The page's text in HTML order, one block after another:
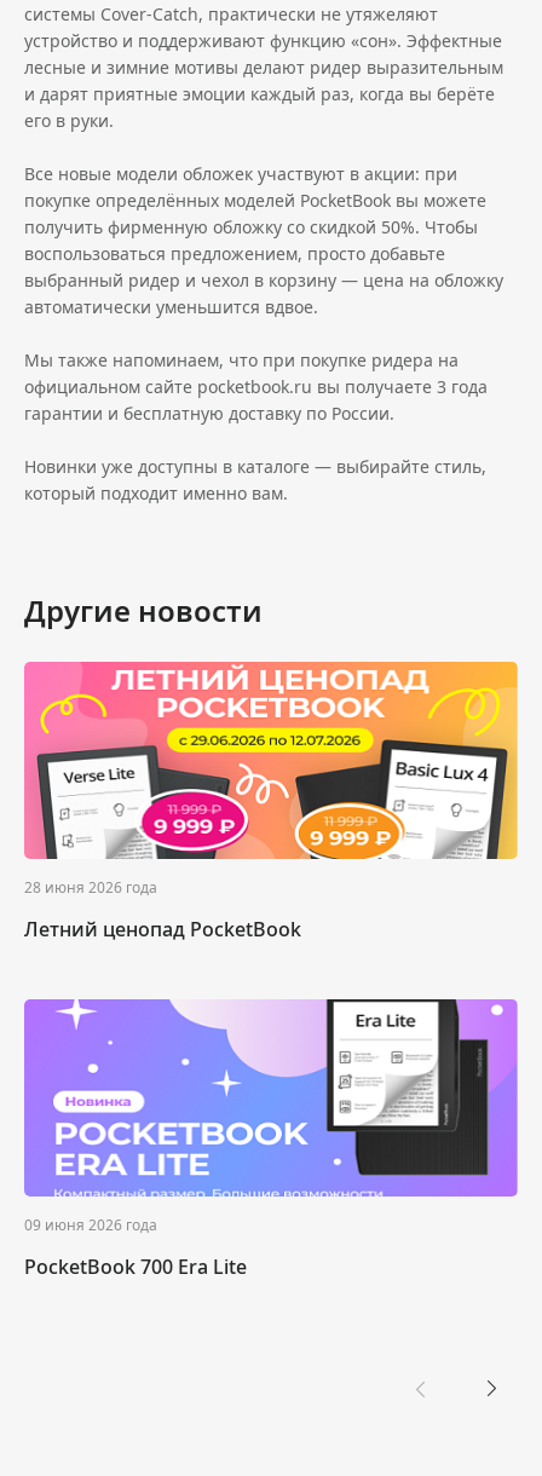
системы Cover-Catch, практически не утяжеляют
устройство и поддерживают функцию «сон». Эффектные
лесные и зимние мотивы делают ридер выразительным
и дарят приятные эмоции каждый раз, когда вы берёте
его в руки.
Все новые модели обложек участвуют в акции: при
покупке определённых моделей PocketBook вы можете
получить фирменную обложку со скидкой 50%. Чтобы
воспользоваться предложением, просто добавьте
выбранный ридер и чехол в корзину — цена на обложку
автоматически уменьшится вдвое.
Мы также напоминаем, что при покупке ридера на
официальном сайте pocketbook.ru вы получаете 3 года
гарантии и бесплатную доставку по России.
Новинки уже доступны в каталоге — выбирайте стиль,
который подходит именно вам.
Другие новости
28 июня 2026 года
Летний ценопад PocketBook
09 июня 2026 года
PocketBook 700 Era Lite